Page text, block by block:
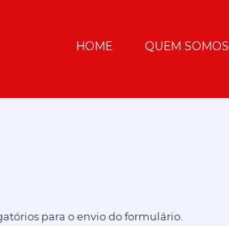
HOME QUEM SOMOS
para o envio do formulário.